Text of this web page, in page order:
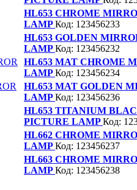
HL653 CHROME
LAMPКод: 123456233
HL653 GOLDEN
LAMPКод: 123456232
HL653 MAT CHROME
LAMPКод: 123456234
HL653 MAT GOLDEN
LAMPКод: 123456236
HL653 TITANIUM
PICTURE LAMPКод:
HL662 CHROME
LAMPКод: 123456237
HL663 CHROME
LAMPКод: 123456238